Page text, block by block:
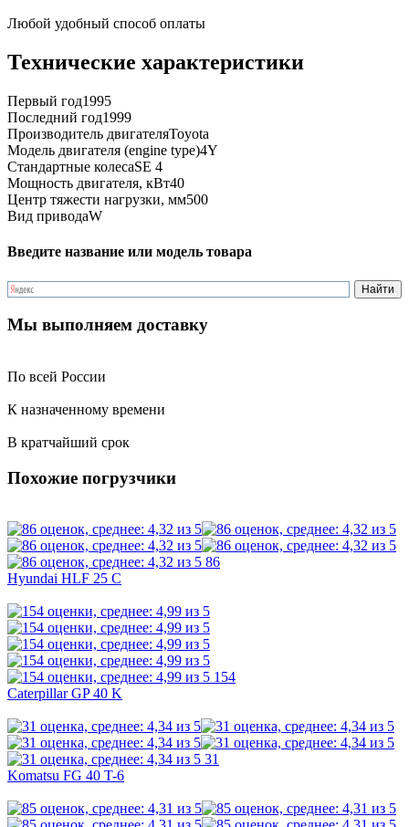
Любой удобный способ оплаты
Технические характеристики
Первый год1995
Последний год1999
Производитель двигателяToyota
Модель двигателя (engine type)4Y
Стандартные колесаSE 4
Мощность двигателя, кВт40
Центр тяжести нагрузки, мм500
Вид приводаW
Введите название или модель товара
Мы выполняем доставку
По всей России
К назначенному времени
В кратчайший срок
Похожие погрузчики
86
Hyundai HLF 25 C
154
Caterpillar GP 40 K
31
Komatsu FG 40 T-6